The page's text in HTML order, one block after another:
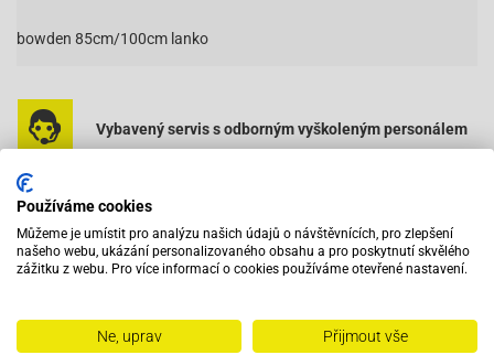
bowden 85cm/100cm lanko
Vybavený servis s odborným vyškoleným personálem
Na trhu od roku 2007
Skladem 11288 položek
Používáme cookies
Můžeme je umístit pro analýzu našich údajů o návštěvnících, pro zlepšení
našeho webu, ukázání personalizovaného obsahu a pro poskytnutí skvělého
zážitku z webu. Pro více informací o cookies používáme otevřené nastavení.
Ne, uprav Přijmout vše